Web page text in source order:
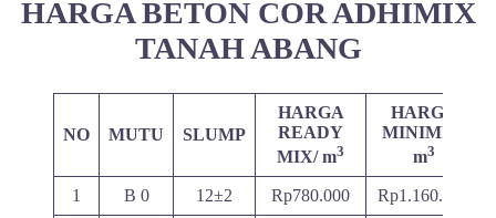
HARGA BETON COR ADHIMIX
TANAH ABANG
NO MUTU SLUMP
HARGA
READY
MIX/ m3
HARGA
MINIMIX/
m3
1 B 0 12±2 Rp780.000 Rp1.160.000